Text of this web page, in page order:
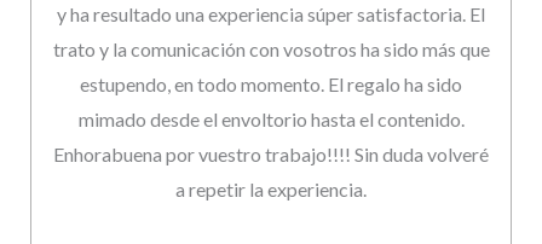
y ha resultado una experiencia súper satisfactoria. El
trato y la comunicación con vosotros ha sido más que
estupendo, en todo momento. El regalo ha sido
mimado desde el envoltorio hasta el contenido.
Enhorabuena por vuestro trabajo!!!! Sin duda volveré
a repetir la experiencia.